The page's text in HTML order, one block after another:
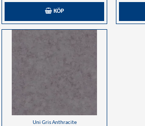
KÖP
Uni Gris Anthracite